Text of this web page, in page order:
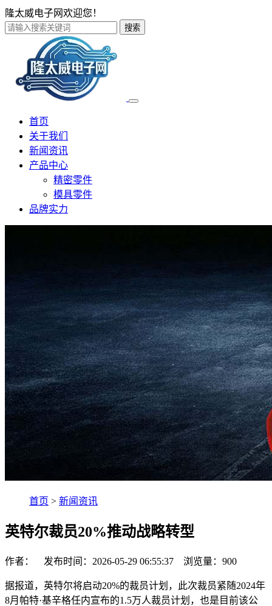
隆太威电子网欢迎您！
搜索
首页
关于我们
新闻资讯
产品中心
精密零件
模具零件
品牌实力
首页 > 新闻资讯
英特尔裁员20%推动战略转型
作者： 发布时间：2026-05-29 06:55:37 浏览量： 900
据报道，英特尔将启动20%的裁员计划，此次裁员紧随2024年
8月帕特·基辛格任内宣布的1.5万人裁员计划，也是目前该公